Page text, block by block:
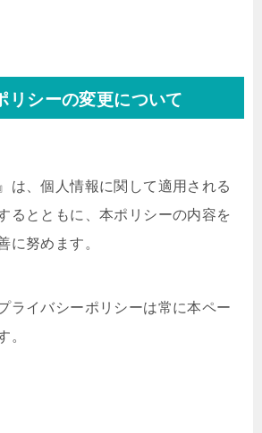
リシーの変更について
は、個人情報に関して適用される
るとともに、本ポリシーの内容を
に努めます。
ライバシーポリシーは常に本ペー
。